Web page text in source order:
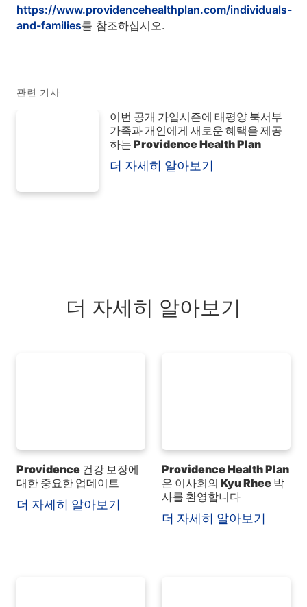
https://www.providencehealthplan.com/individuals-
and-families를 참조하십시오.
관련 기사
이번 공개 가입시즌에 태평양 북서부
가족과 개인에게 새로운 혜택을 제공
하는 Providence Health Plan
더 자세히 알아보기
더 자세히 알아보기
Providence 건강 보장에
대한 중요한 업데이트
더 자세히 알아보기
Providence Health Plan
은 이사회의 Kyu Rhee 박
사를 환영합니다
더 자세히 알아보기